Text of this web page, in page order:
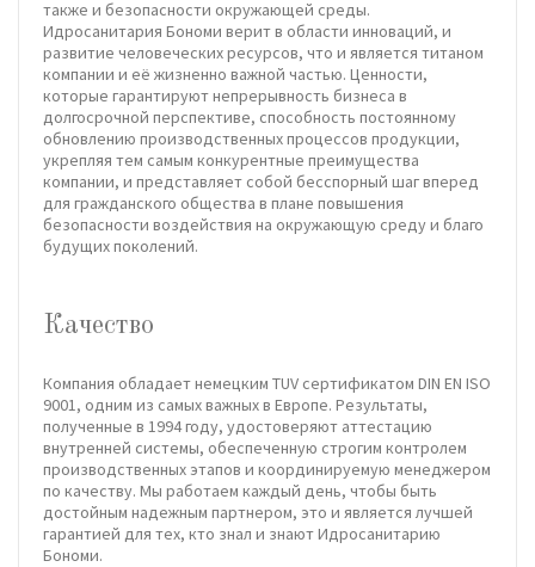
также и безопасности окружающей среды.
Идросанитария Бономи верит в области инноваций, и
развитие человеческих ресурсов, что и является титаном
компании и её жизненно важной частью. Ценности,
которые гарантируют непрерывность бизнеса в
долгосрочной перспективе, способность постоянному
обновлению производственных процессов продукции,
укрепляя тем самым конкурентные преимущества
компании, и представляет собой бесспорный шаг вперед
для гражданского общества в плане повышения
безопасности воздействия на окружающую среду и благо
будущих поколений.
Качество
Компания обладает немецким TUV сертификатом DIN EN ISO
9001, одним из самых важных в Европе. Результаты,
полученные в 1994 году, удостоверяют аттестацию
внутренней системы, обеспеченную строгим контролем
производственных этапов и координируемую менеджером
по качеству. Мы работаем каждый день, чтобы быть
достойным надежным партнером, это и является лучшей
гарантией для тех, кто знал и знают Идросанитарию
Бономи.